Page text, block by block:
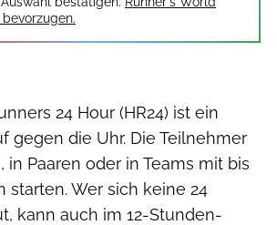
24 Hour (HR24) ist ein
gegen die Uhr. Die Teilnehmer
in Paaren oder in Teams mit bis
starten. Wer sich keine 24
kann auch im 12-Stunden-